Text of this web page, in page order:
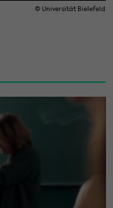
© Uni­ver­si­tät Bie­le­feld